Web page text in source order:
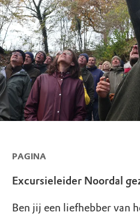
PAGINA
Excursieleider Noordal
Ben jij een liefhebber van